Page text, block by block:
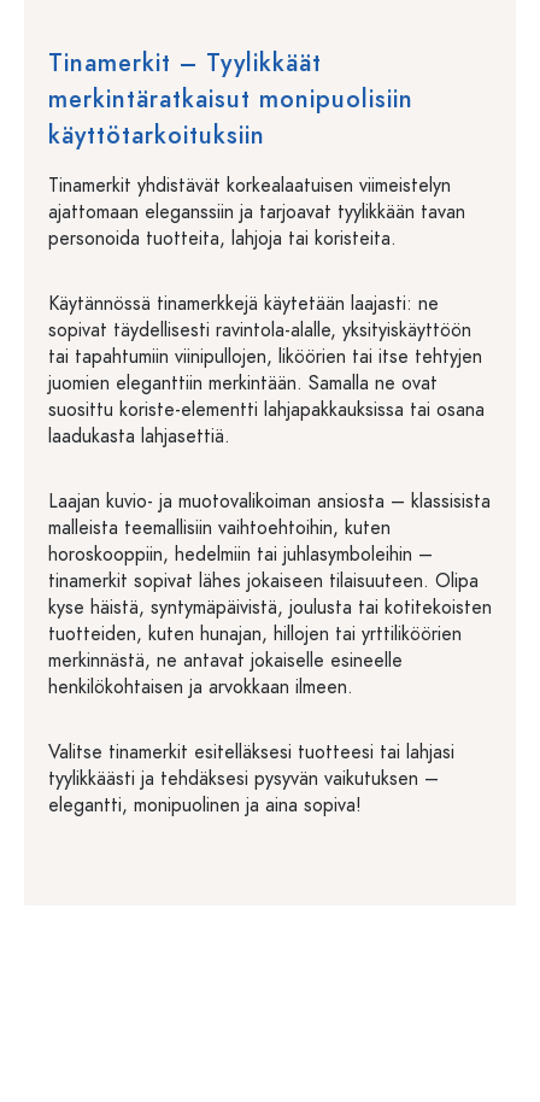
Tinamerkit – Tyylikkäät
merkintäratkaisut monipuolisiin
käyttötarkoituksiin
Tinamerkit yhdistävät korkealaatuisen viimeistelyn
ajattomaan eleganssiin ja tarjoavat tyylikkään tavan
personoida tuotteita, lahjoja tai koristeita.
Käytännössä tinamerkkejä käytetään laajasti: ne
sopivat täydellisesti ravintola-alalle, yksityiskäyttöön
tai tapahtumiin viinipullojen, liköörien tai itse tehtyjen
juomien eleganttiin merkintään. Samalla ne ovat
suosittu koriste-elementti lahjapakkauksissa tai osana
laadukasta lahjasettiä.
Laajan kuvio- ja muotovalikoiman ansiosta – klassisista
malleista teemallisiin vaihtoehtoihin, kuten
horoskooppiin, hedelmiin tai juhlasymboleihin –
tinamerkit sopivat lähes jokaiseen tilaisuuteen. Olipa
kyse häistä, syntymäpäivistä, joulusta tai kotitekoisten
tuotteiden, kuten hunajan, hillojen tai yrttiliköörien
merkinnästä, ne antavat jokaiselle esineelle
henkilökohtaisen ja arvokkaan ilmeen.
Valitse tinamerkit esitelläksesi tuotteesi tai lahjasi
tyylikkäästi ja tehdäksesi pysyvän vaikutuksen –
elegantti, monipuolinen ja aina sopiva!